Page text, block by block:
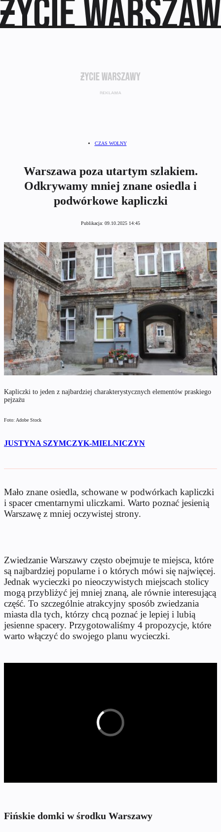
CZAS WOLNY
Warszawa poza utartym szlakiem.
Odkrywamy mniej znane osiedla i
podwórkowe kapliczki
Publikacja: 09.10.2025 14:45
Kapliczki to jeden z najbardziej charakterystycznych elementów praskiego
pejzażu
Foto: Adobe Stock
JUSTYNA SZYMCZYK-MIELNICZYN
Mało znane osiedla, schowane w podwórkach kapliczki
i spacer cmentarnymi uliczkami. Warto poznać jesienią
Warszawę z mniej oczywistej strony.
Zwiedzanie Warszawy często obejmuje te miejsca, które
są najbardziej popularne i o których mówi się najwięcej.
Jednak wycieczki po nieoczywistych miejscach stolicy
mogą przybliżyć jej mniej znaną, ale równie interesującą
część. To szczególnie atrakcyjny sposób zwiedzania
miasta dla tych, którzy chcą poznać je lepiej i lubią
jesienne spacery. Przygotowaliśmy 4 propozycje, które
warto włączyć do swojego planu wycieczki.
Fińskie domki w środku Warszawy